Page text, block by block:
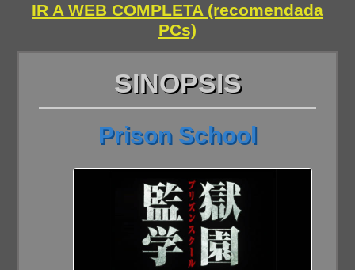
IR A WEB COMPLETA (recomendada
PCs)
SINOPSIS
Prison School